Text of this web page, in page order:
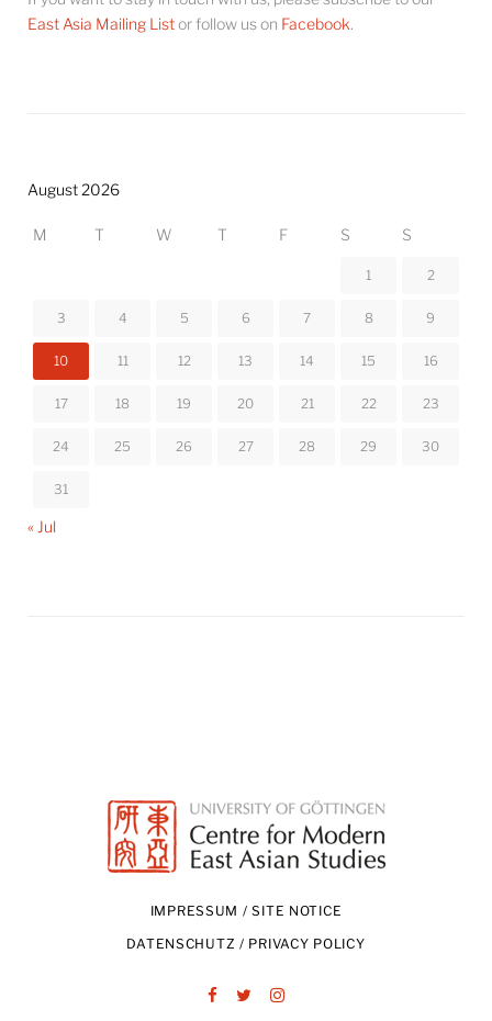
East Asia Mailing Listor follow us on Facebook.
August 2026
M T W T F S S
1 2
3 4 5 6 7 8 9
10 11 12 13 14 15 16
17 18 19 20 21 22 23
24 25 26 27 28 29 30
31
« Jul
IMPRESSUM / SITE NOTICE
DATENSCHUTZ / PRIVACY POLICY